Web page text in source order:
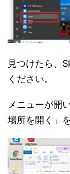
見つけたら、
ください。
メニューが開
場所を開く」